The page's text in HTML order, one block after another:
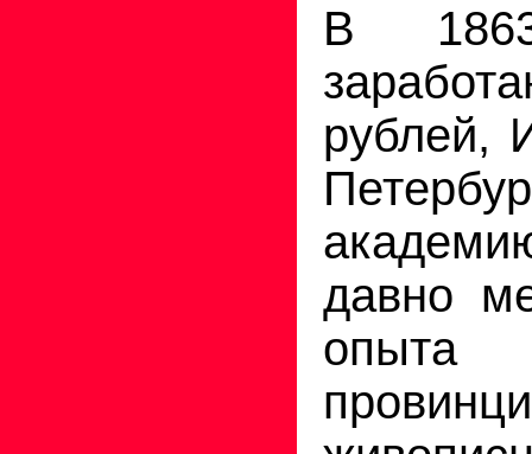
В
рублей,
давно
опыта